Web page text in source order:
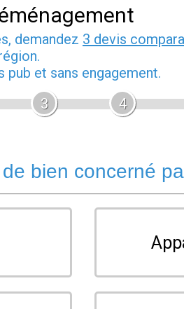
demandez 3 devis
pub et sans engagement.
3 4
bien concerné